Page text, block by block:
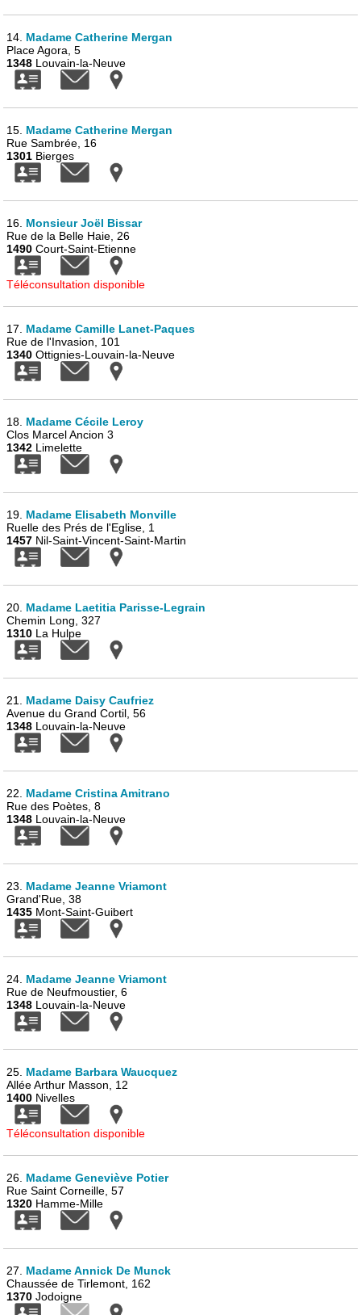
14. Madame Catherine Mergan
Place Agora, 5
1348 Louvain-la-Neuve
15. Madame Catherine Mergan
Rue Sambrée, 16
1301 Bierges
16. Monsieur Joël Bissar
Rue de la Belle Haie, 26
1490 Court-Saint-Etienne
Téléconsultation disponible
17. Madame Camille Lanet-Paques
Rue de l'Invasion, 101
1340 Ottignies-Louvain-la-Neuve
18. Madame Cécile Leroy
Clos Marcel Ancion 3
1342 Limelette
19. Madame Elisabeth Monville
Ruelle des Prés de l'Eglise, 1
1457 Nil-Saint-Vincent-Saint-Martin
20. Madame Laetitia Parisse-Legrain
Chemin Long, 327
1310 La Hulpe
21. Madame Daisy Caufriez
Avenue du Grand Cortil, 56
1348 Louvain-la-Neuve
22. Madame Cristina Amitrano
Rue des Poètes, 8
1348 Louvain-la-Neuve
23. Madame Jeanne Vriamont
Grand'Rue, 38
1435 Mont-Saint-Guibert
24. Madame Jeanne Vriamont
Rue de Neufmoustier, 6
1348 Louvain-la-Neuve
25. Madame Barbara Waucquez
Allée Arthur Masson, 12
1400 Nivelles
Téléconsultation disponible
26. Madame Geneviève Potier
Rue Saint Corneille, 57
1320 Hamme-Mille
27. Madame Annick De Munck
Chaussée de Tirlemont, 162
1370 Jodoigne